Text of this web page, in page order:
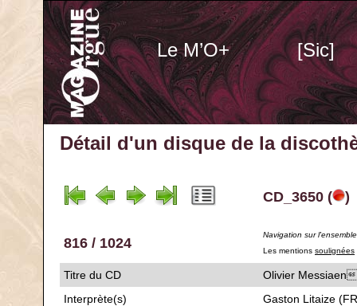
Le M’O+ [Sic]
Détail d'un disque de la
CD_3650 ( )
816 / 1024
Navigation sur
Les mentions soulignées
Titre du CD
Olivier
Interprète(s)
Gaston Litaize